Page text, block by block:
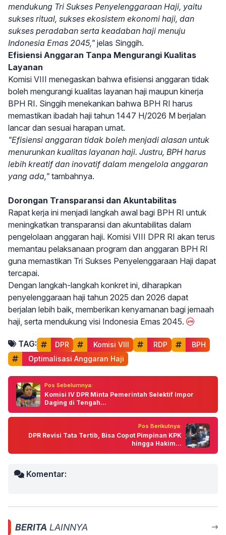
mendukung Tri Sukses Penyelenggaraan Haji, yaitu
sukses ritual, sukses ekosistem ekonomi haji, dan
sukses peradaban serta keadaban haji menuju
Indonesia Emas 2045," jelas Singgih.
Efisiensi Anggaran Tanpa Mengurangi Kualitas
Layanan
Komisi VIII menegaskan bahwa efisiensi anggaran tidak
boleh mengurangi kualitas layanan haji maupun kinerja
BPH RI. Singgih menekankan bahwa BPH RI harus
memastikan ibadah haji tahun 1447 H/2026 M berjalan
lancar dan sesuai harapan umat.
"Efisiensi anggaran tidak boleh menjadi alasan untuk
menurunkan kualitas layanan haji. Justru, BPH harus
lebih kreatif dan inovatif dalam mengelola anggaran
yang ada," tambahnya.
Dorongan Transparansi dan Akuntabilitas
Rapat kerja ini menjadi langkah awal bagi BPH RI untuk
meningkatkan transparansi dan akuntabilitas dalam
pengelolaan anggaran haji. Komisi VIII DPR RI akan terus
memantau pelaksanaan program dan anggaran BPH RI
guna memastikan Tri Sukses Penyelenggaraan Haji dapat
tercapai.
Dengan langkah-langkah konkret ini, diharapkan
penyelenggaraan haji tahun 2025 dan 2026 dapat
berjalan lebih baik, memberikan kenyamanan bagi jemaah
haji, serta mendukung visi Indonesia Emas 2045.
TAG: DPR Komisi VIII RDP
BPH
Optimalisasi Anggaran Haji
Pos Sebelumnya:
Komisi IV DPR Minta Pemerintah Selektif Impor
Daging di Tengah...
Pos Berikutnya:
DPR Revisi Tata Tertib, Bisa Copot Pimpinan KPK
hingga Hakim...
Komentar:
BERITA LAINNYA